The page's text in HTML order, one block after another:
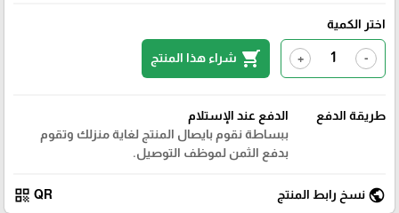
اختر الكمية
-
+
shopping_cart شراء هذا المنتج
طريقة الدفع
الدفع عند الإستلام
ببساطة نقوم بايصال المنتج لغاية منزلك وتقوم
بدفع الثمن لموظف التوصيل.
public نسخ رابط المنتج QR
qr_code